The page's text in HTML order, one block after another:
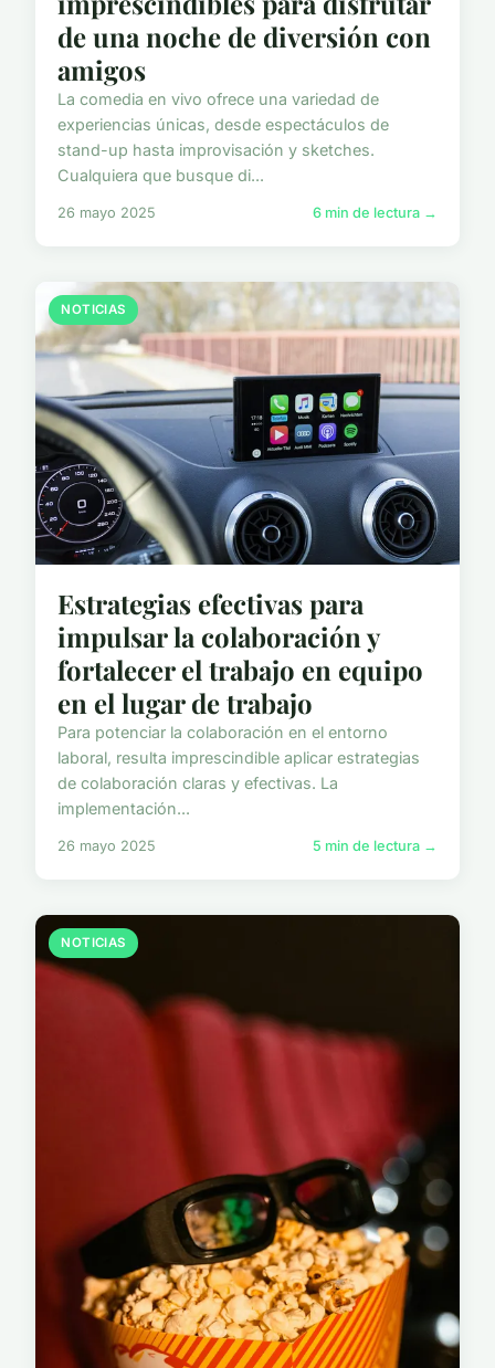
de una noche de diversión con
amigos
La comedia en vivo ofrece una variedad de
experiencias únicas, desde espectáculos de
stand-up hasta improvisación y sketches.
Cualquiera que busque di...
26 mayo 2025 6 min de lectura →
NOTICIAS
Estrategias efectivas para
impulsar la colaboración y
fortalecer el trabajo en equipo
en el lugar de trabajo
Para potenciar la colaboración en el entorno
laboral, resulta imprescindible aplicar estrategias
de colaboración claras y efectivas. La
implementación...
26 mayo 2025 5 min de lectura →
NOTICIAS